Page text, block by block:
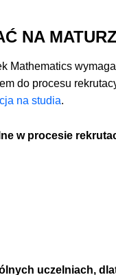
NA
Mathematics
do procesu
na studia.
w procesie
uczelniach,